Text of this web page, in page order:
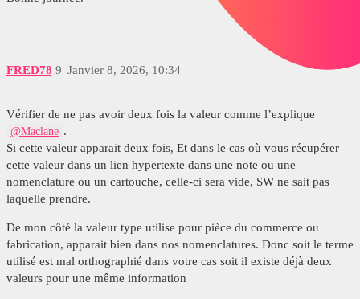
FRED78 Janvier 8, 2026, 10:34
9
Vérifier de ne pas avoir deux fois la valeur comme l’explique
@Maclane .
Si cette valeur apparait deux fois, Et dans le cas où vous récupérer
cette valeur dans un lien hypertexte dans une note ou une
nomenclature ou un cartouche, celle-ci sera vide, SW ne sait pas
laquelle prendre.
De mon côté la valeur type utilise pour pièce du commerce ou
fabrication, apparait bien dans nos nomenclatures. Donc soit le terme
utilisé est mal orthographié dans votre cas soit il existe déjà deux
valeurs pour une même information